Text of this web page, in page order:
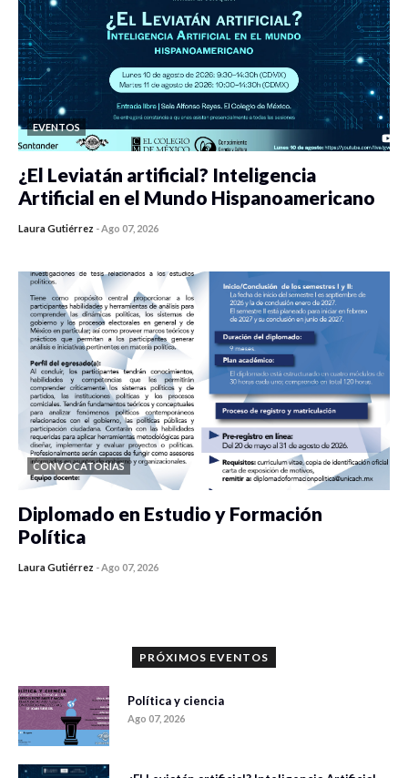
EVENTOS
¿El Leviatán artificial? Inteligencia
Artificial en el Mundo Hispanoamericano
Laura Gutiérrez -Ago 07, 2026
CONVOCATORIAS
Diplomado en Estudio y Formación
Política
Laura Gutiérrez -Ago 07, 2026
PRÓXIMOS EVENTOS
Política y ciencia
Ago 07, 2026